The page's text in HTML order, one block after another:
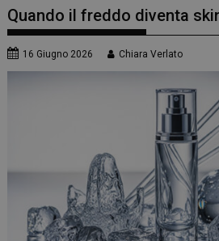
Quando il freddo diventa
16 Giugno 2026 Chiara Verlato